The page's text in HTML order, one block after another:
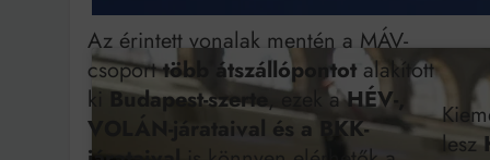
Az érintett vonalak mentén a MÁV-
csoporttöbb átszállópontot alakított
ki Budapest-szerte, ezek aHÉV-,
VOLÁN-járataival és a BKK-
lesz